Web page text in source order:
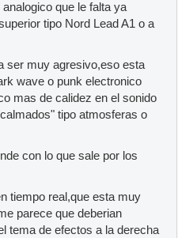
que le falta ya
tipo Nord Lead A1 o a
ser muy agresivo,eso esta
wave o punk electronico
mas de calidez en el sonido
tipo atmosferas o
con lo que sale por los
tiempo real,que esta muy
parece que deberian
tema de efectos a la derecha